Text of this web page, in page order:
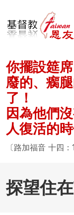
你擺設筵
廢的、瘸
了！
因為他們
人復活的
〔路加福音 十四：
探望住